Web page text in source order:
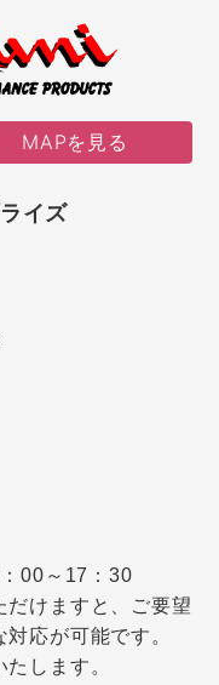
MAPを見る
イズ
00～17：30
けますと、ご要望
応が可能です。
します。